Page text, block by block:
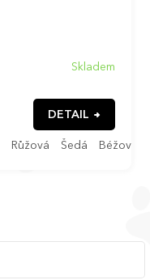
Skladem
DETAIL
Růžová Šedá Béžová